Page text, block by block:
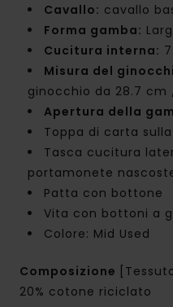
Cavallo: cavallo
Forma gamba:
Cucitura interna:
Misura del
ginocchio da 28.7 cm /
Apertura della
Toppa di carta
Tasca cucitura
portamonete
Patta con bottone
Vita con bottoni a
Colore: Mid Used
Composizione
20% cotone riciclato